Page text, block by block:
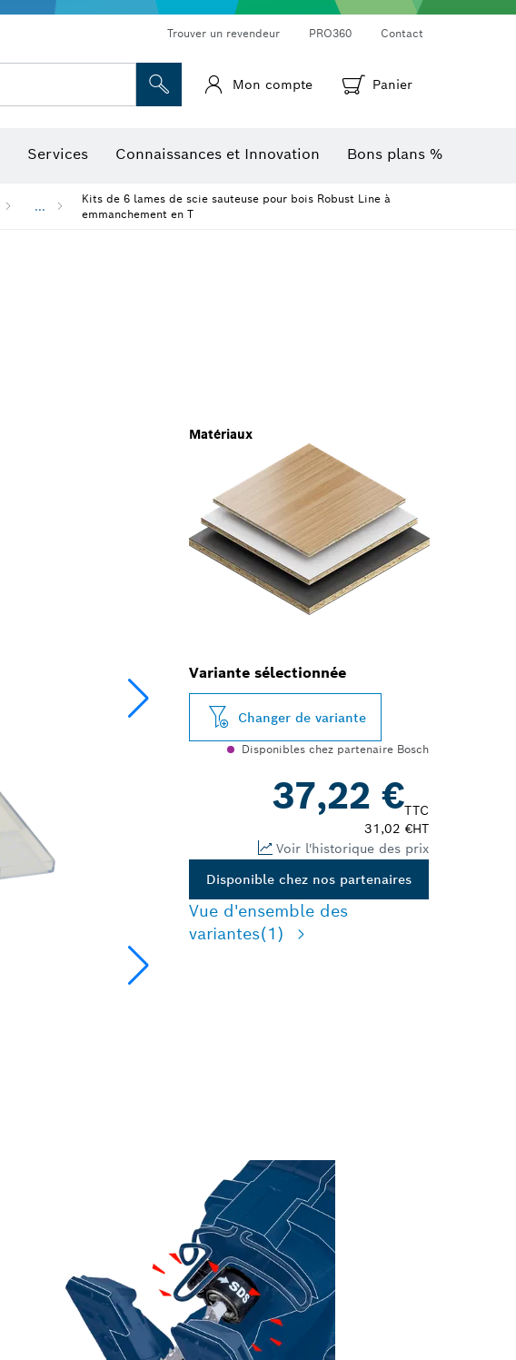
Trouver un revendeur PRO360 Contact
Mon compte Panier
Services Connaissances et Innovation Bons plans %
...
Kits de 6 lames de scie sauteuse pour bois Robust Line à
emmanchement en T
Matériaux
Variante sélectionnée
Changer de variante
Disponibles chez partenaire Bosch
37,22 €TTC
31,02 €HT
Voir l'historique des prix
Disponible chez nos partenaires
Vue d'ensemble des
variantes(1)